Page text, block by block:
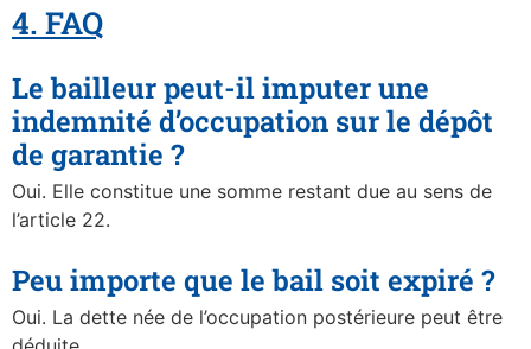
4. FAQ
Le bailleur peut-il imputer une
indemnité d’occupation sur le dépôt
de garantie ?
Oui. Elle constitue une somme restant due au sens de
l’article 22.
Peu importe que le bail soit expiré ?
Oui. La dette née de l’occupation postérieure peut être